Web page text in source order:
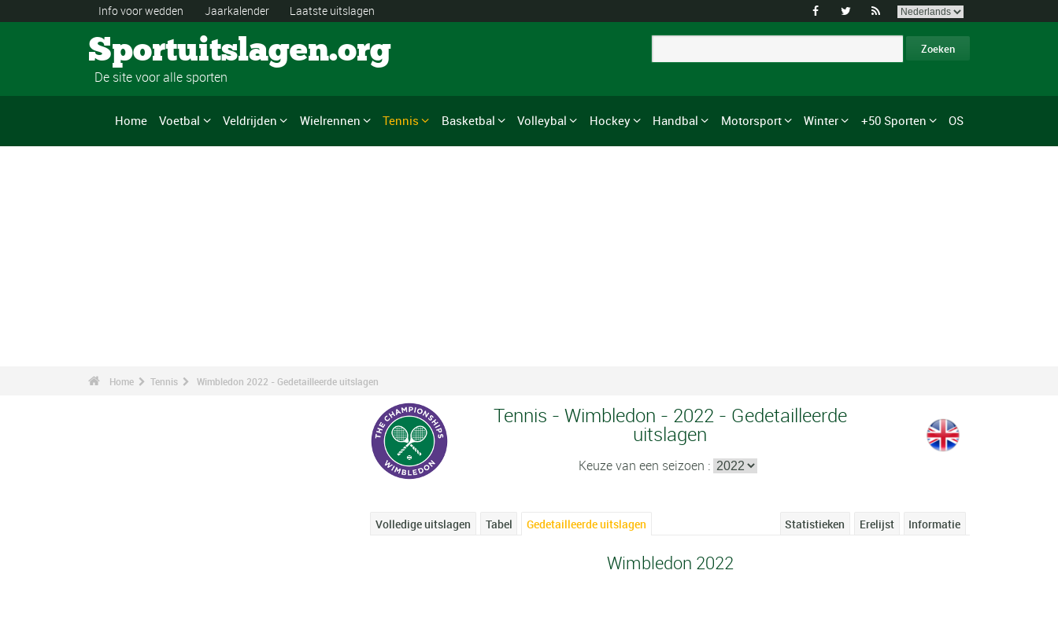
Info voor wedden Jaarkalender Laatste uitslagen   
Sportuitslagen.org
De site voor alle sporten
Home Voetbal Veldrijden Wielrennen Tennis Basketbal Volleybal Hockey Handbal Motorsport Winter +50 Sporten OS
Home Tennis Wimbledon 2022 - Gedetailleerde uitslagen
Tennis - Wimbledon - 2022 - Gedetailleerde
uitslagen
Keuze van een seizoen :
Volledige uitslagen Tabel Gedetailleerde uitslagen Informatie
Erelijst
Statistieken
Wimbledon 2022